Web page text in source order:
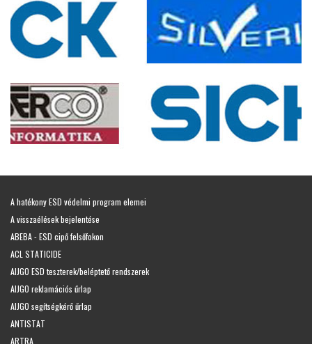
A hatékony ESD védelmi program elemei
A visszaélések bejelentése
ABEBA - ESD cipő felsőfokon
ACL STATICIDE
AIJGO ESD teszterek/beléptető rendszerek
AIJGO reklamációs űrlap
AIJGO segítségkérő űrlap
ANTISTAT
ARTRA